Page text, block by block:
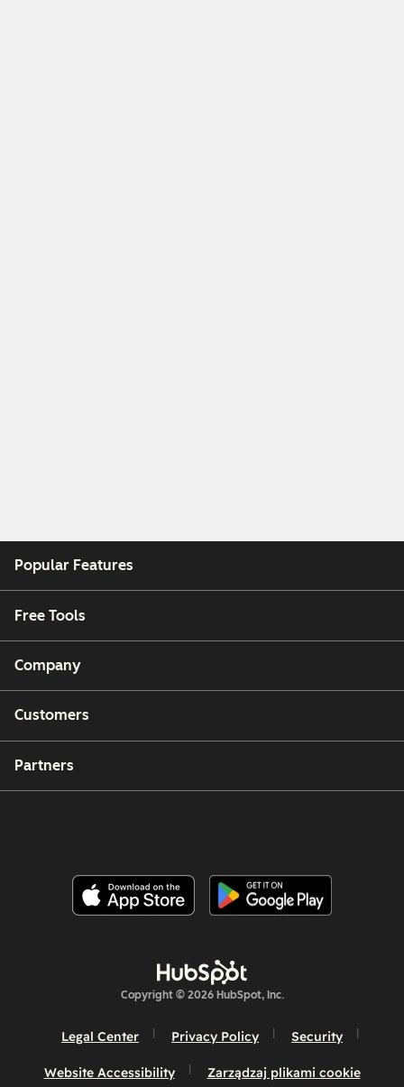
Popular Features
Free Tools
Company
Customers
Partners
Copyright © 2026 HubSpot, Inc.
Legal Center Privacy Policy Security
Website Accessibility Zarządzaj plikami cookie